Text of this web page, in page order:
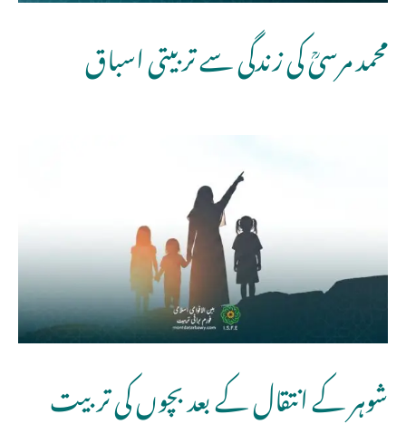
محمد مرسیؒ کی زندگی سے تربیتی اسباق
شوہر کے انتقال کے بعد بچوں کی تربیت